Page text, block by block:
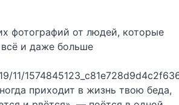
11/
приходит в жизнь твою беда,